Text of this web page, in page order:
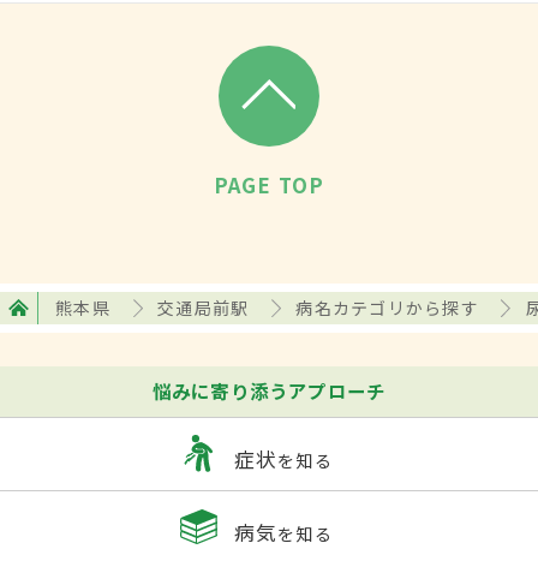
PAGE TOP
熊本県 交通局前駅 病名カテゴリから探す
悩みに寄り添うアプローチ
症状を知る
病気を知る